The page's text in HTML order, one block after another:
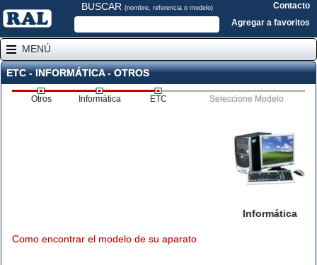
BUSCAR (nombre, referencia o modelo)
Contacto
Agregar a favoritos
MENÚ
ETC - INFORMÁTICA - OTROS
Otros Informática ETC Seleccione Modelo
Informática
Como encontrar el modelo de su aparato